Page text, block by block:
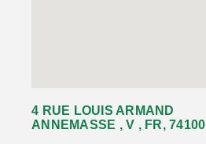
4 RUE LOUIS ARMAND
ANNEMASSE , V , FR, 74100